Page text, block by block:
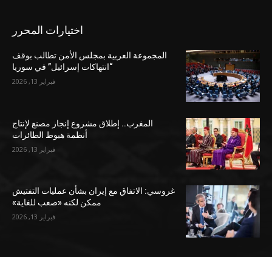
اختيارات المحرر
المجموعة العربية بمجلس الأمن تطالب بوقف
“انتهاكات إسرائيل” في سوريا
فبراير 13, 2026
المغرب.. إطلاق مشروع إنجاز مصنع لإنتاج
أنظمة هبوط الطائرات
فبراير 13, 2026
غروسي: الاتفاق مع إيران بشأن عمليات التفتيش
ممكن لكنه «صعب للغاية»
فبراير 13, 2026